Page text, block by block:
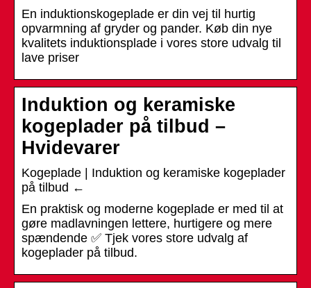
En induktionskogeplade er din vej til hurtig
opvarmning af gryder og pander. Køb din nye
kvalitets induktionsplade i vores store udvalg til
lave priser
Induktion og keramiske
kogeplader på tilbud –
Hvidevarer
Kogeplade | Induktion og keramiske kogeplader
på tilbud ←
En praktisk og moderne kogeplade er med til at
gøre madlavningen lettere, hurtigere og mere
spændende ✅ Tjek vores store udvalg af
kogeplader på tilbud.